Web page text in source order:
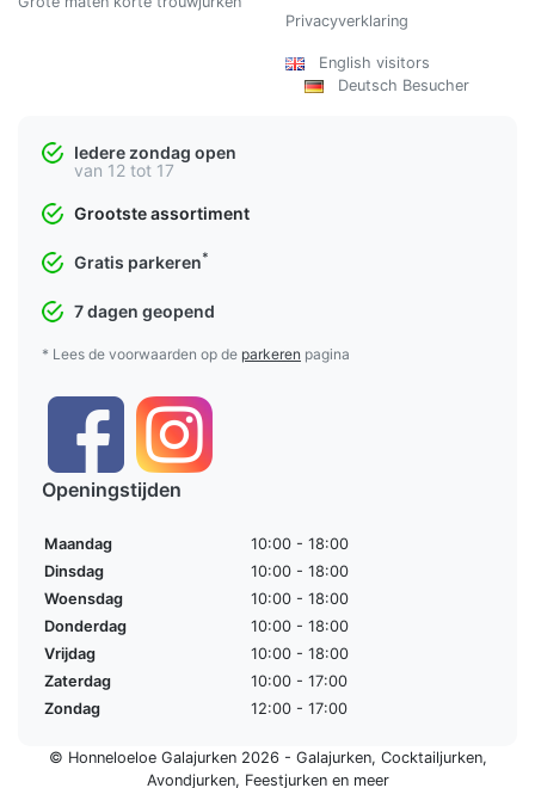
Privacyverklaring
English visitors
Deutsch Besucher
Iedere zondag open
van 12 tot 17
Grootste assortiment
Gratis parkeren*
7 dagen geopend
* Lees de voorwaarden op de parkeren pagina
Openingstijden
Maandag
10:00 - 18:00
Dinsdag
10:00 - 18:00
Woensdag
10:00 - 18:00
Donderdag
10:00 - 18:00
Vrijdag
10:00 - 18:00
Zaterdag
10:00 - 17:00
Zondag
12:00 - 17:00
© Honneloeloe Galajurken 2026 - Galajurken, Cocktailjurken,
Avondjurken, Feestjurkenen meer